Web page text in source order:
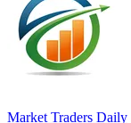
Market Traders Daily